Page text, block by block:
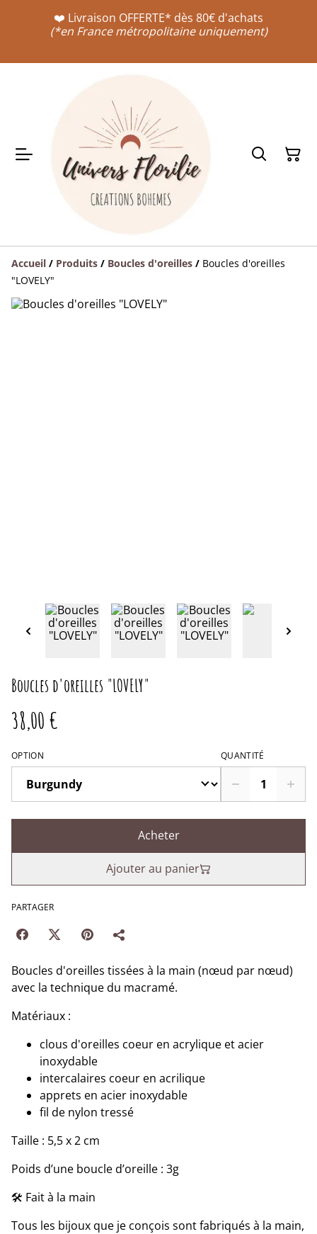
❤️ Livraison OFFERTE* dès 80€ d'achats
(*en France métropolitaine uniquement)
Accueil / Produits / Boucles d'oreilles / Boucles d'oreilles
"LOVELY"
Boucles d'oreilles "LOVELY"
38,00 €
OPTION QUANTITÉ
Acheter
Ajouter au panier
PARTAGER
Boucles d'oreilles tissées à la main (nœud par nœud)
avec la technique du macramé.
Matériaux :
clous d'oreilles coeur en acrylique et acier
inoxydable
intercalaires coeur en acrilique
apprets en acier inoxydable
fil de nylon tressé
Taille : 5,5 x 2 cm
Poids d’une boucle d’oreille : 3g
🛠 Fait à la main
Tous les bijoux que je conçois sont fabriqués à la main,